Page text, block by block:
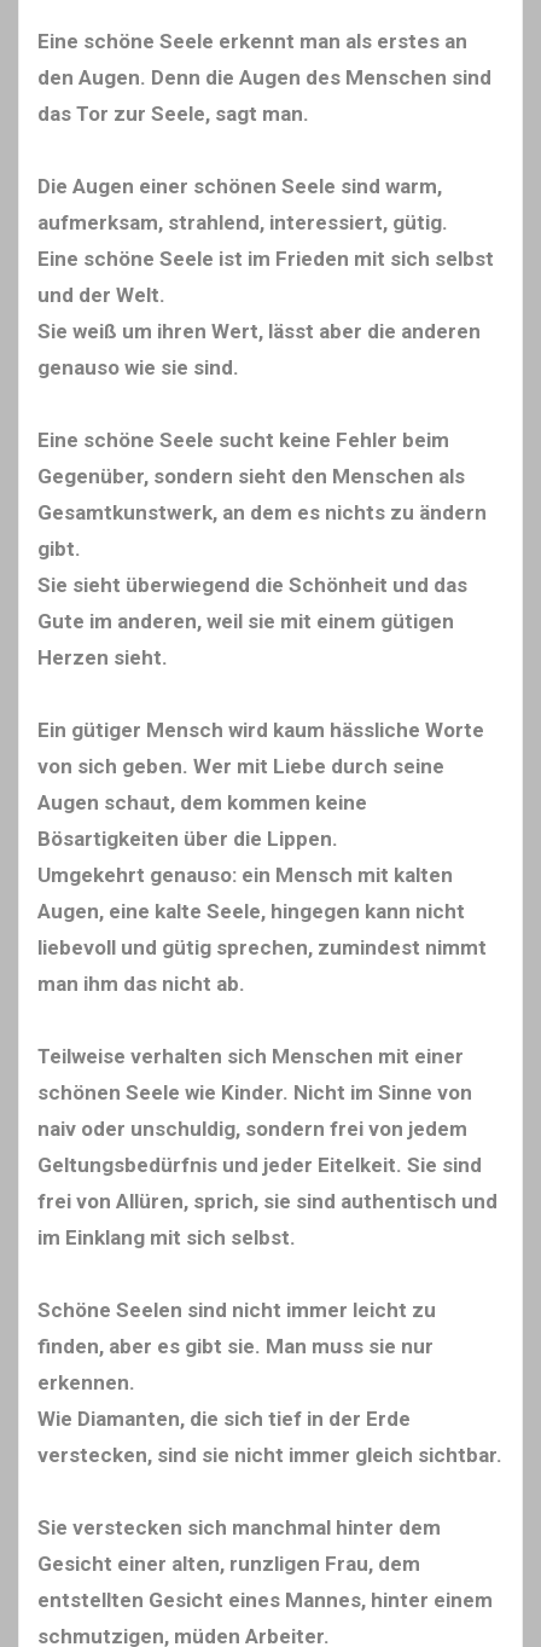
Eine schöne Seele erkennt man als erstes an
den Augen. Denn die Augen des Menschen sind
das Tor zur Seele, sagt man.
Die Augen einer schönen Seele sind warm,
aufmerksam, strahlend, interessiert, gütig.
Eine schöne Seele ist im Frieden mit sich selbst
und der Welt.
Sie weiß um ihren Wert, lässt aber die anderen
genauso wie sie sind.
Eine schöne Seele sucht keine Fehler beim
Gegenüber, sondern sieht den Menschen als
Gesamtkunstwerk, an dem es nichts zu ändern
gibt.
Sie sieht überwiegend die Schönheit und das
Gute im anderen, weil sie mit einem gütigen
Herzen sieht.
Ein gütiger Mensch wird kaum hässliche Worte
von sich geben. Wer mit Liebe durch seine
Augen schaut, dem kommen keine
Bösartigkeiten über die Lippen.
Umgekehrt genauso: ein Mensch mit kalten
Augen, eine kalte Seele, hingegen kann nicht
liebevoll und gütig sprechen, zumindest nimmt
man ihm das nicht ab.
Teilweise verhalten sich Menschen mit einer
schönen Seele wie Kinder. Nicht im Sinne von
naiv oder unschuldig, sondern frei von jedem
Geltungsbedürfnis und jeder Eitelkeit. Sie sind
frei von Allüren, sprich, sie sind authentisch und
im Einklang mit sich selbst.
Schöne Seelen sind nicht immer leicht zu
finden, aber es gibt sie. Man muss sie nur
erkennen.
Wie Diamanten, die sich tief in der Erde
verstecken, sind sie nicht immer gleich sichtbar.
Sie verstecken sich manchmal hinter dem
Gesicht einer alten, runzligen Frau, dem
entstellten Gesicht eines Mannes, hinter einem
schmutzigen, müden Arbeiter.